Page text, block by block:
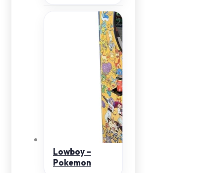
Lowboy –
Pokemon